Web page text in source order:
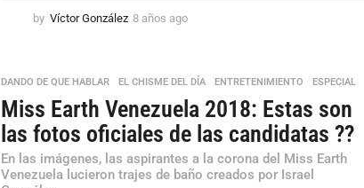
by Víctor González 8 años ago
s
a
g
o
DANDO DE QUE HABLAR ,EL CHISME DEL DÍA ,ENTRETENIMIENTO ,ESPECIAL
Miss Earth Venezuela 2018: Estas son
las fotos oficiales de las candidatas ??
En las imágenes, las aspirantes a la corona del Miss Earth
Venezuela lucieron trajes de baño creados por Israel